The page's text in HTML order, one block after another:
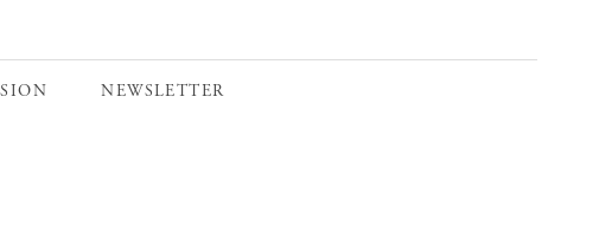
NEWSLETTER